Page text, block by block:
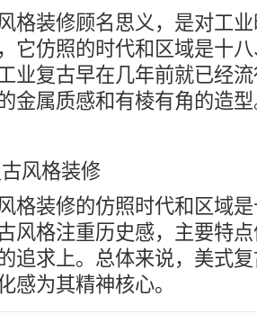
装修顾名思义，是对工业
它仿照的时代和区域是十
业复古早在几年前就已经
金属质感和有棱有角的造
风格装修
装修的仿照时代和区域是
风格注重历史感，主要特
追求上。总体来说，美式
感为其精神核心。